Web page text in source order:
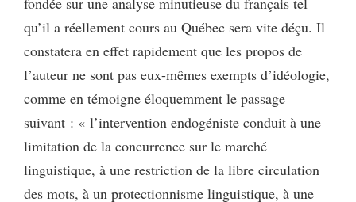
qu’il a réellement cours au Québec sera vite déçu. Il
constatera en effet rapidement que les propos de
l’auteur ne sont pas eux-mêmes exempts d’idéologie,
comme en témoigne éloquemment le passage
suivant : « l’intervention endogéniste conduit à une
limitation de la concurrence sur le marché
linguistique, à une restriction de la libre circulation
des mots, à un protectionnisme linguistique, à une